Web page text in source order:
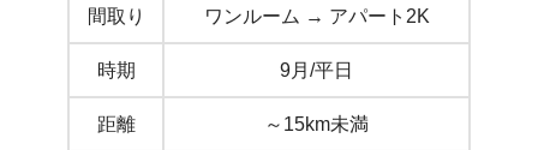
間取り ワンルーム → アパート2K
時期 9月/平日
距離 ～15km未満